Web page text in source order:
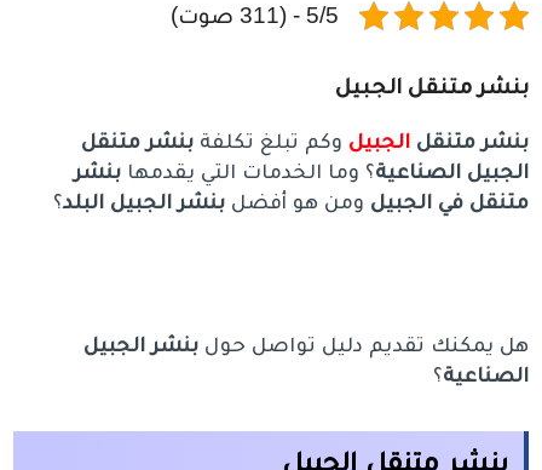
5/5 - (311 صوت)
بنشر متنقل الجبيل
بنشر متنقلالجبيل وكم تبلغ تكلفةبنشر متنقل
الجبيل الصناعية؟ وما الخدمات التي يقدمهابنشر
متنقل في الجبيل ومن هو أفضلبنشر الجبيل البلد؟
هل يمكنك تقديم دليل تواصل حولبنشر الجبيل
الصناعية؟
بنشر متنقل الجبيل